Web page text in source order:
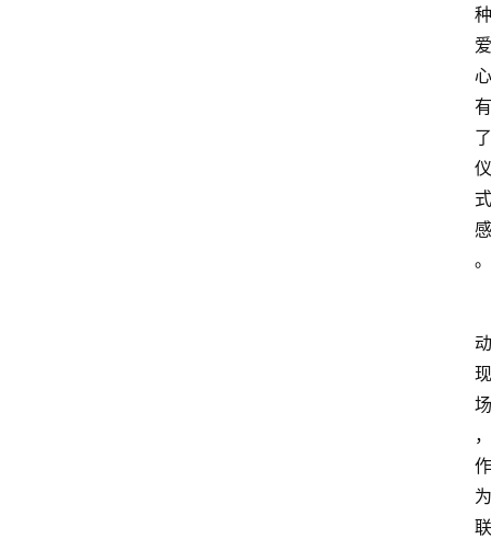
种
爱
心
有
了
仪
式
感
。
动
现
场
，
作
为
联